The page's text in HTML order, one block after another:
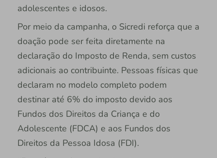
adolescentes e idosos.
Por meio da campanha, o Sicredi reforça que a
doação pode ser feita diretamente na
declaração do Imposto de Renda, sem custos
adicionais ao contribuinte. Pessoas físicas que
declaram no modelo completo podem
destinar até 6% do imposto devido aos
Fundos dos Direitos da Criança e do
Adolescente (FDCA) e aos Fundos dos
Direitos da Pessoa Idosa (FDI).